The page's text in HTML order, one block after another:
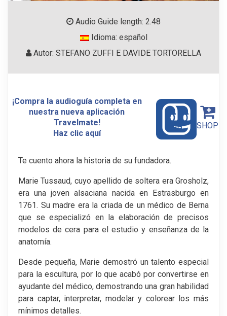
Audio Guide length: 2.48
Idioma: español
Autor: STEFANO ZUFFI E DAVIDE TORTORELLA
¡Compra la audioguía completa en
nuestra nueva aplicación
Travelmate!
Haz clic aquí
SHOP
Te cuento ahora la historia de su fundadora.
Marie Tussaud, cuyo apellido de soltera era Grosholz,
era una joven alsaciana nacida en Estrasburgo en
1761. Su madre era la criada de un médico de Berna
que se especializó en la elaboración de precisos
modelos de cera para el estudio y enseñanza de la
anatomía.
Desde pequeña, Marie demostró un talento especial
para la escultura, por lo que acabó por convertirse en
ayudante del médico, demostrando una gran habilidad
para captar, interpretar, modelar y colorear los más
mínimos detalles.